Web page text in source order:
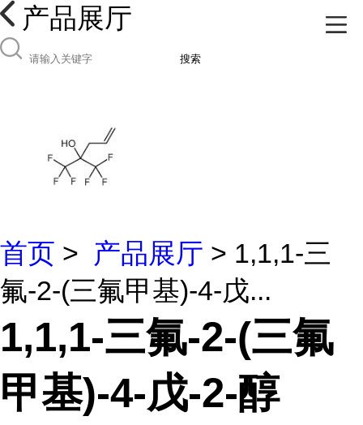
产品展厅
搜索
首页 > 产品展厅 > 1,1,1-三
氟-2-(三氟甲基)-4-戊...
1,1,1-三氟-2-(三氟
甲基)-4-戊-2-醇